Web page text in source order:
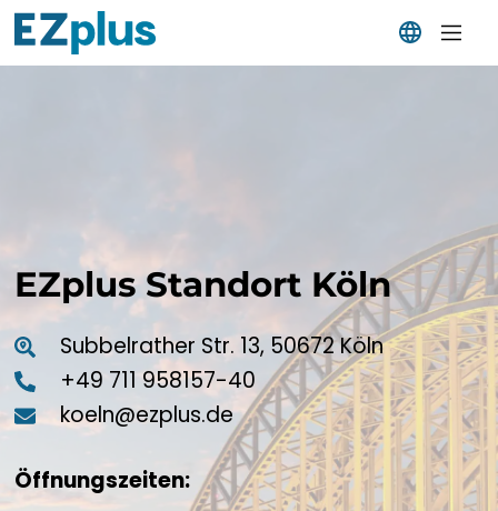
العربية
ՀԱՅԵՐԵՆ
AZƏRBAYCAN DILI
EUSKARA
EZplus Standort Köln
Subbelrather Str. 13, 50672 Köln
+49 711 958157-40
koeln@ezplus.de
Öffnungszeiten: